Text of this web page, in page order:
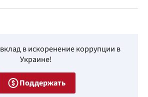
в искоренение коррупции в
Украине!
Поддержать